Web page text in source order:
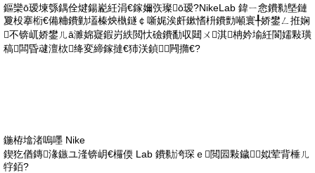
鏂欒ō瑷堜綔鍝佺煡鍚嶏紝涓€鎵嬭矤璨ō瑷?NikeLab 鍏ㄧ悆鐨勬墍鏈
夐杸搴椼€備粬鐨勭壒榛炴槸鐩￠噺娓涘皯鏉愭枡鐨勯噸寰╀娇鐢ㄥ拰娴
不锛屼娇鐢ㄦā濉婂寲鍜岃紩閲忕礆鐨勫収閮ㄨ淇柟妗堬紝閬嬬敤璜
稿闆昏叇澶栨绛変締鎵撻€犻浂鍞┖闁撱€?
鍦栫墖渚嗚嚜 Nike
鍥犵偤鏄湪鏃ユ湰锛岄€欏偄 Lab 鐨勬洿琛ｅ閲囩敤鐬姒荤背棰ㄦ
牸銆?